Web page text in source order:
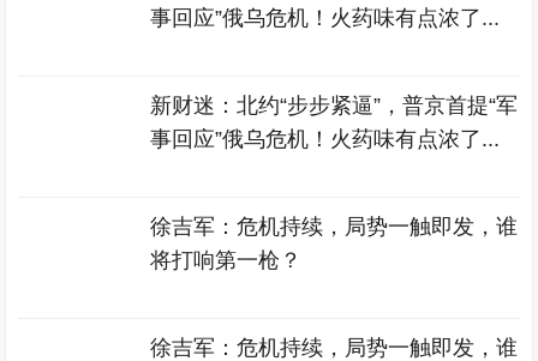
事回应”俄乌危机！火药味有点浓了...
新财迷：北约“步步紧逼”，普京首提“军
事回应”俄乌危机！火药味有点浓了...
徐吉军：危机持续，局势一触即发，谁
将打响第一枪？
徐吉军：危机持续，局势一触即发，谁